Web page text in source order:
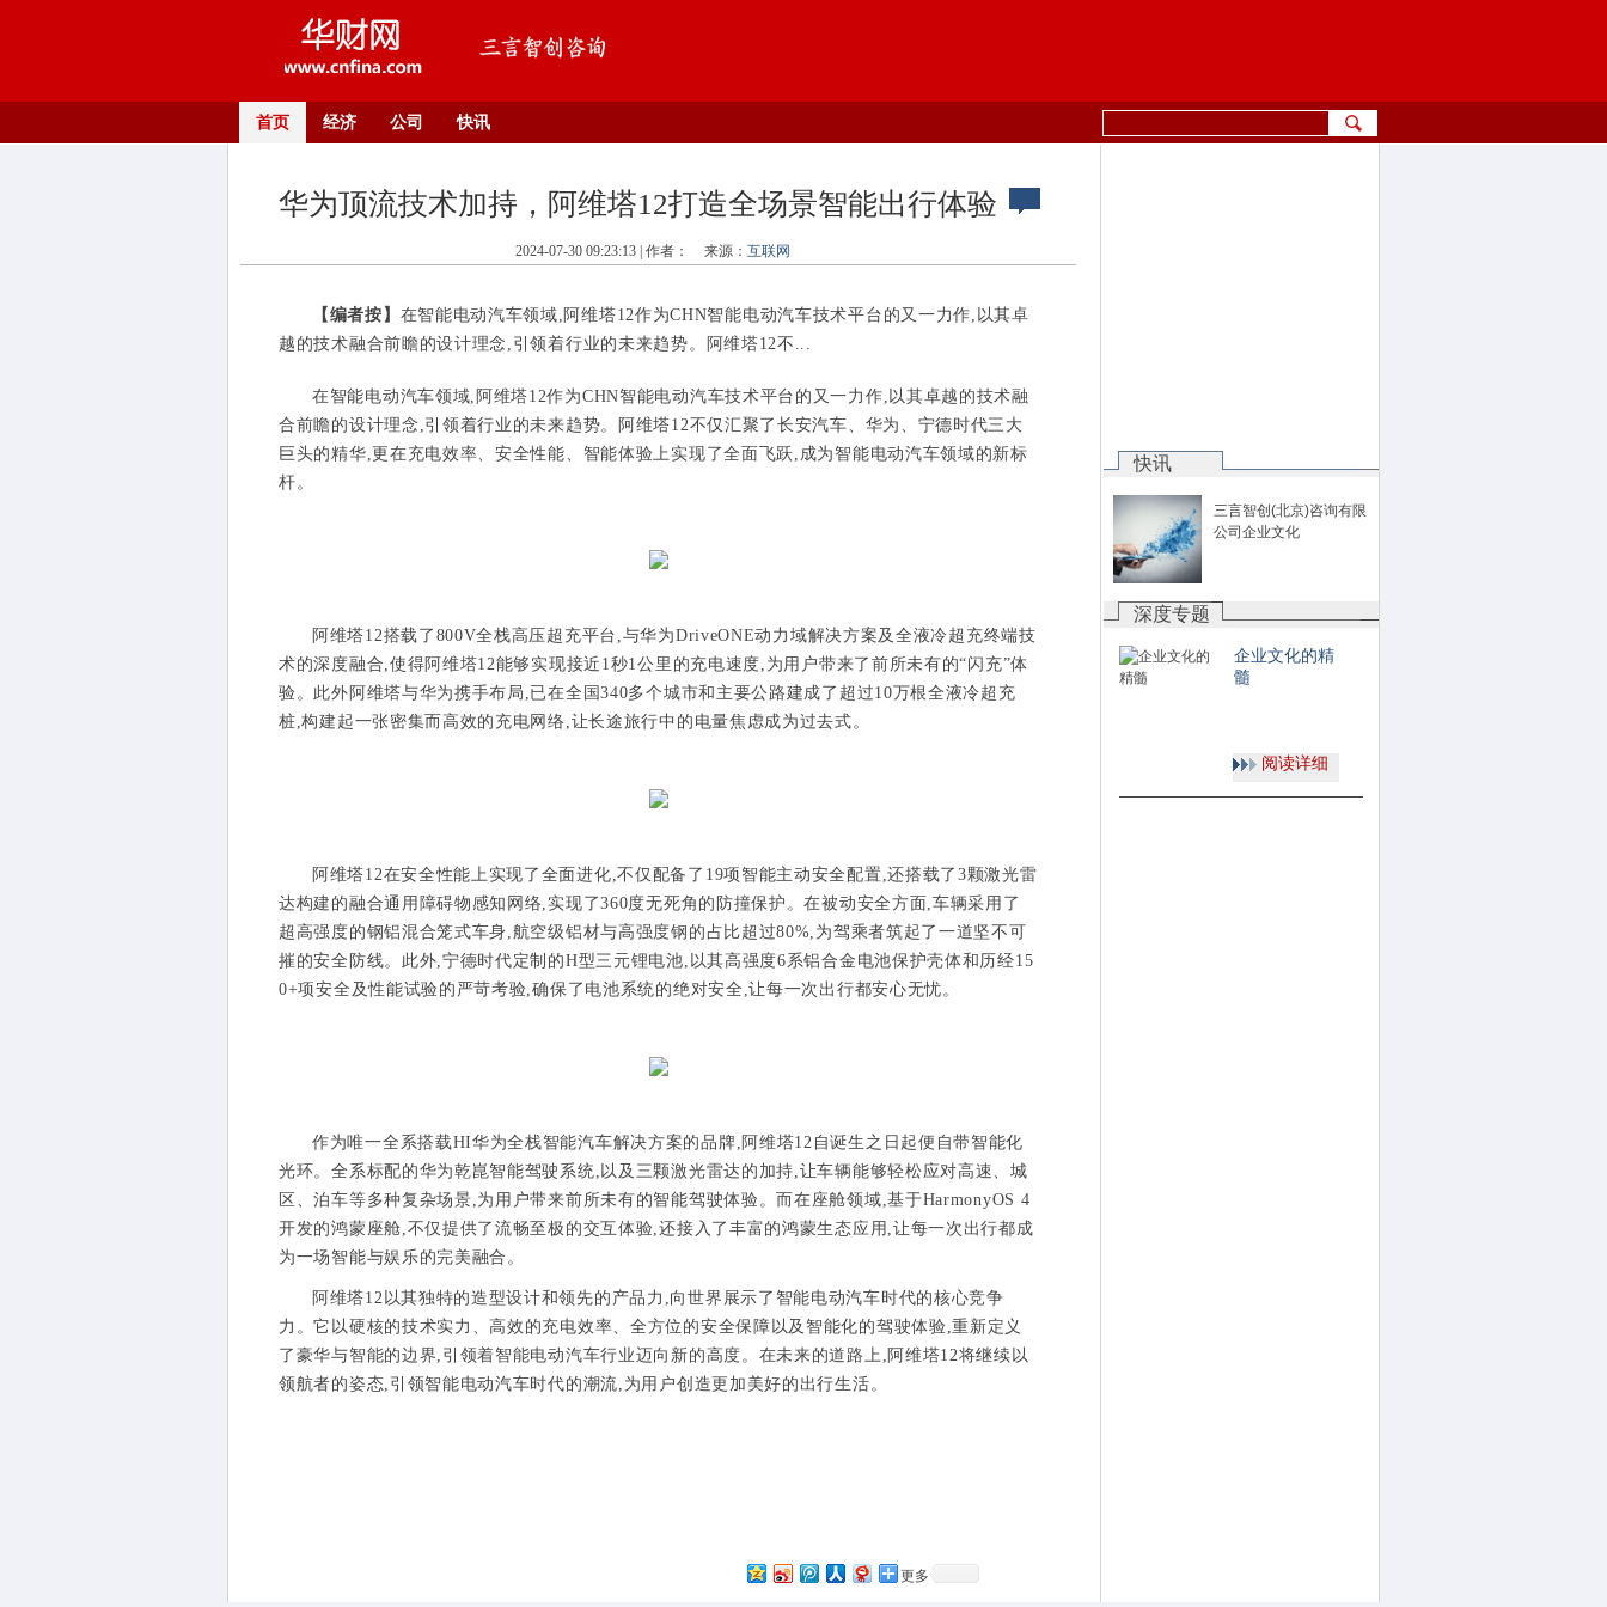
首页 经济 公司 快讯
华为顶流技术加持，阿维塔12打造全场景智能出行体验
2024-07-30 09:23:13 | 作者： 来源： 互联网
【编者按】 在智能电动汽车领域,阿维塔12作为CHN智能电动汽车技术平台的又一力作,以其卓
越的技术融合前瞻的设计理念,引领着行业的未来趋势。阿维塔12不...
在智能电动汽车领域,阿维塔12作为CHN智能电动汽车技术平台的又一力作,以其卓越的技术融
合前瞻的设计理念,引领着行业的未来趋势。阿维塔12不仅汇聚了长安汽车、华为、宁德时代三大
巨头的精华,更在充电效率、安全性能、智能体验上实现了全面飞跃,成为智能电动汽车领域的新标
杆。
阿维塔12搭载了800V全栈高压超充平台,与华为DriveONE动力域解决方案及全液冷超充终端技
术的深度融合,使得阿维塔12能够实现接近1秒1公里的充电速度,为用户带来了前所未有的“闪充”体
验。此外阿维塔与华为携手布局,已在全国340多个城市和主要公路建成了超过10万根全液冷超充
桩,构建起一张密集而高效的充电网络,让长途旅行中的电量焦虑成为过去式。
阿维塔12在安全性能上实现了全面进化,不仅配备了19项智能主动安全配置,还搭载了3颗激光雷
达构建的融合通用障碍物感知网络,实现了360度无死角的防撞保护。在被动安全方面,车辆采用了
超高强度的钢铝混合笼式车身,航空级铝材与高强度钢的占比超过80%,为驾乘者筑起了一道坚不可
摧的安全防线。此外,宁德时代定制的H型三元锂电池,以其高强度6系铝合金电池保护壳体和历经15
0+项安全及性能试验的严苛考验,确保了电池系统的绝对安全,让每一次出行都安心无忧。
作为唯一全系搭载HI华为全栈智能汽车解决方案的品牌,阿维塔12自诞生之日起便自带智能化
光环。全系标配的华为乾崑智能驾驶系统,以及三颗激光雷达的加持,让车辆能够轻松应对高速、城
区、泊车等多种复杂场景,为用户带来前所未有的智能驾驶体验。而在座舱领域,基于HarmonyOS 4
开发的鸿蒙座舱,不仅提供了流畅至极的交互体验,还接入了丰富的鸿蒙生态应用,让每一次出行都成
为一场智能与娱乐的完美融合。
阿维塔12以其独特的造型设计和领先的产品力,向世界展示了智能电动汽车时代的核心竞争
力。它以硬核的技术实力、高效的充电效率、全方位的安全保障以及智能化的驾驶体验,重新定义
了豪华与智能的边界,引领着智能电动汽车行业迈向新的高度。在未来的道路上,阿维塔12将继续以
领航者的姿态,引领智能电动汽车时代的潮流,为用户创造更加美好的出行生活。
更多
快讯
三言智创(北京)咨询有限
公司企业文化
深度专题
企业文化的精
髓
阅读详细